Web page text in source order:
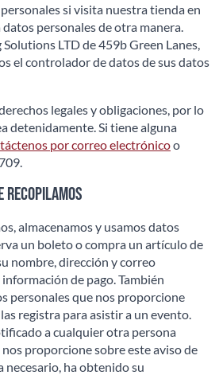
si visita nuestra tienda en
personales de otra manera.
LTD de 459b Green Lanes,
el controlador de datos de sus datos
legales y obligaciones, por lo
detenidamente. Si tiene alguna
por correo electrónicoo
recopilamos
almacenamos y usamos datos
un boleto o compra un artículo de
nombre, dirección y correo
de pago. También
personales que nos proporcione
registra para asistir a un evento.
a cualquier otra persona
proporcione sobre este aviso de
necesario, ha obtenido su